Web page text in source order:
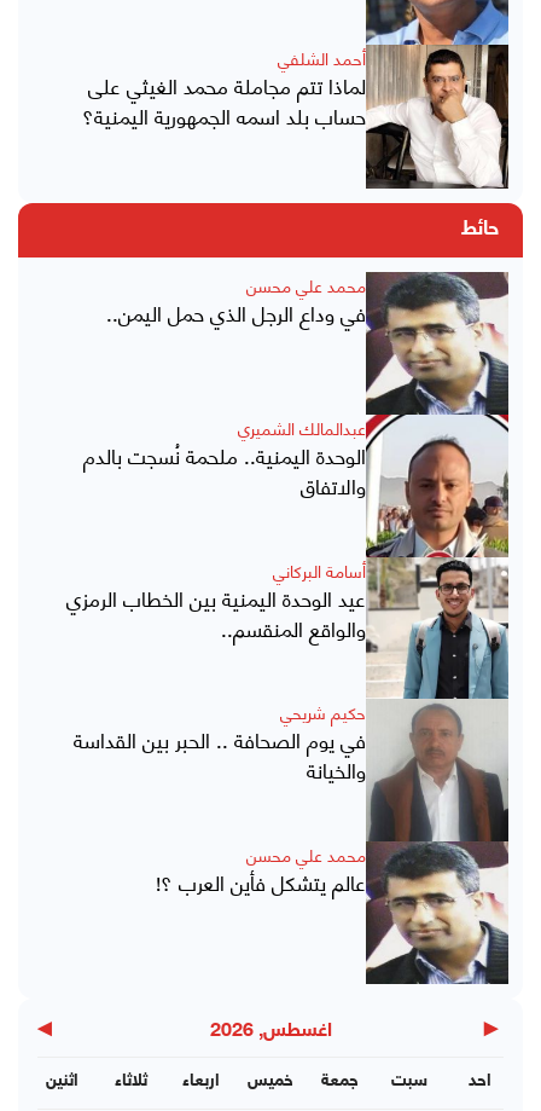
أحمد الشلفي
لماذا تتم مجاملة محمد الغيثي على
حساب بلد اسمه الجمهورية اليمنية؟
حائط
محمد علي محسن
في وداع الرجل الذي حمل اليمن..
عبدالمالك الشميري
الوحدة اليمنية.. ملحمة نُسجت بالدم
والاتفاق
أسامة البركاني
عيد الوحدة اليمنية بين الخطاب الرمزي
والواقع المنقسم..
حكيم شريحي
في يوم الصحافة .. الحبر بين القداسة
والخيانة
محمد علي محسن
عالم يتشكل فأين العرب ؟!
◀ اغسطس, 2026 ▶
اثنين ثلاثاء اربعاء خميس جمعة سبت احد